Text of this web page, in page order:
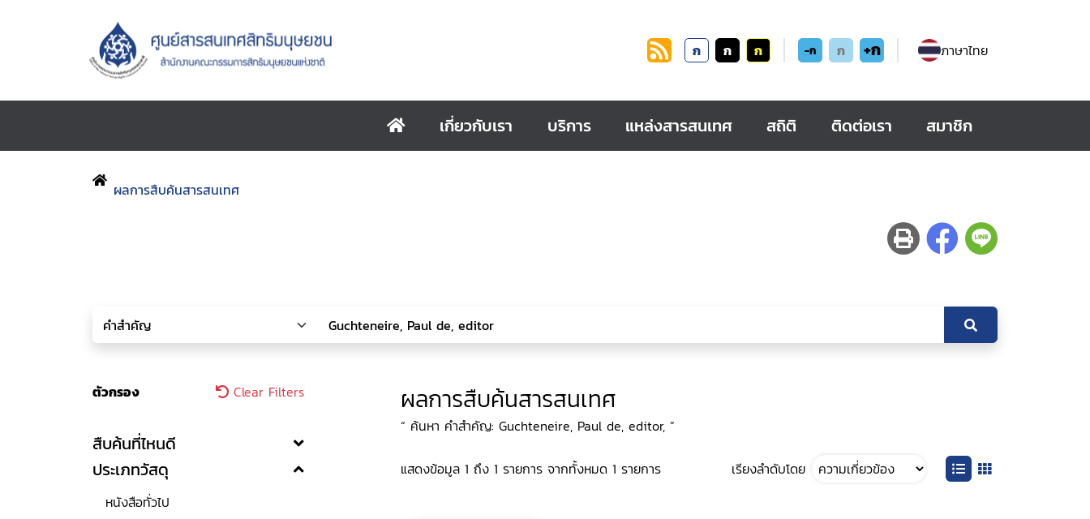
ก ก ก -ก ก +ก ภาษาไทย
เกี่ยวกับเรา บริการ แหล่งสารสนเทศ สถิติ ติดต่อเรา สมาชิก
ผลการสืบค้นสารสนเทศ
ตัวกรอง Clear Filters
สืบค้นที่ไหนดี
ประเภทวัสดุ
หนังสือทั่วไป
ผลการสืบค้นสารสนเทศ
“ ค้นหา คำสำคัญ: Guchteneire, Paul de, editor, ”
แสดงข้อมูล 1 ถึง 1 รายการ จากทั้งหมด 1 รายการ เรียงลำดับโดย